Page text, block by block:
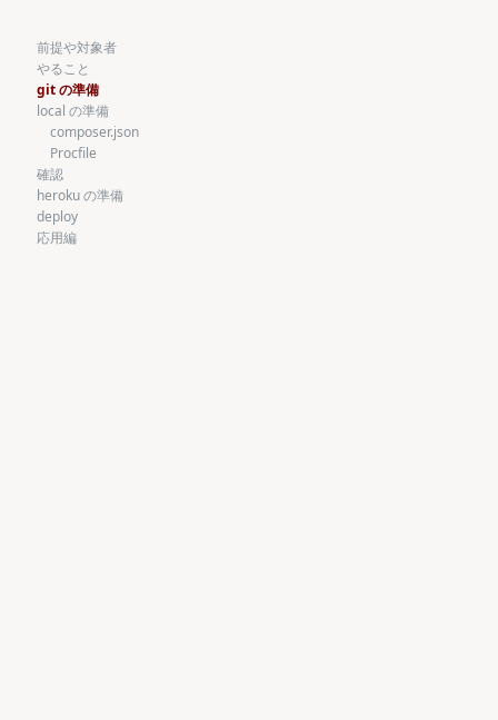
前提や対象者
やること
git の準備
local の準備
composer.json
Procfile
確認
heroku の準備
deploy
応用編